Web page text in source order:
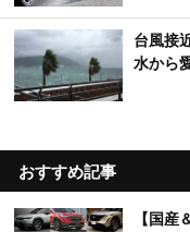
台風接
水から
おすすめ記事
【国